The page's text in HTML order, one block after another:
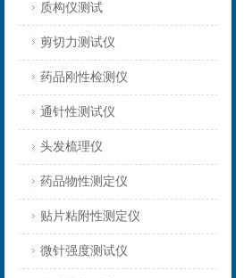
质构仪测试
剪切力测试仪
药品刚性检测仪
通针性测试仪
头发梳理仪
药品物性测定仪
贴片粘附性测定仪
微针强度测试仪